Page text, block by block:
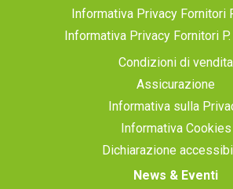
Informativa Privacy Fornitori
Informativa Privacy Fornitori
Condizioni di vendita
Assicurazione
Informativa sulla
Informativa Cookies
Dichiarazione
News & Eventi